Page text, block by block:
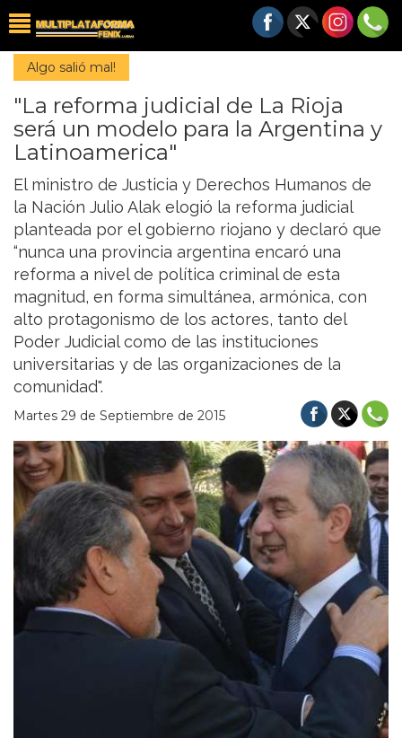
Algo salió mal!
"La reforma judicial de La Rioja
será un modelo para la Argentina y
Latinoamerica"
El ministro de Justicia y Derechos Humanos de
la Nación Julio Alak elogió la reforma judicial
planteada por el gobierno riojano y declaró que
“nunca una provincia argentina encaró una
reforma a nivel de política criminal de esta
magnitud, en forma simultánea, armónica, con
alto protagonismo de los actores, tanto del
Poder Judicial como de las instituciones
universitarias y de las organizaciones de la
comunidad".
Martes 29 de Septiembre de 2015